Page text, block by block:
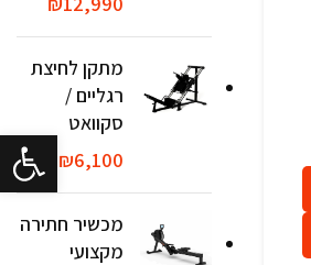
פתח
מתקן לחיצת
רגליים /
סקוואט
₪6,100
מכשיר חתירה
מקצועי